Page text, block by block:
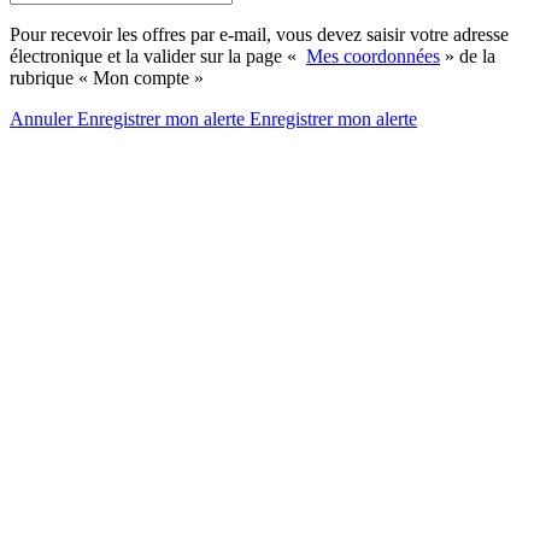
Pour recevoir les offres par e-mail, vous devez saisir votre adresse
électronique et la valider sur la page « Mes coordonnées » de la
rubrique « Mon compte »
AnnulerEnregistrer mon alerte Enregistrermon alerte